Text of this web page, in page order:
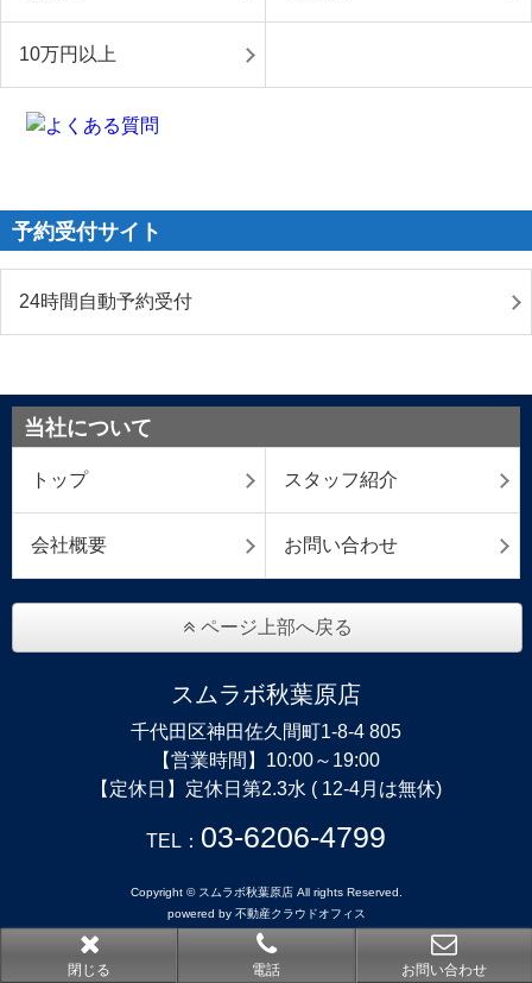
閉じる 電話 お問い合わせ
10万円以上
予約受付サイト
24時間自動予約受付
当社について
トップ スタッフ紹介
会社概要 お問い合わせ
ページ上部へ戻る
スムラボ秋葉原店
千代田区神田佐久間町1-8-4 805
【営業時間】10:00～19:00
【定休日】定休日第2.3水 ( 12-4月は無休)
TEL： 03-6206-4799
Copyright © スムラボ秋葉原店 All rights Reserved.
powered by 不動産クラウドオフィス